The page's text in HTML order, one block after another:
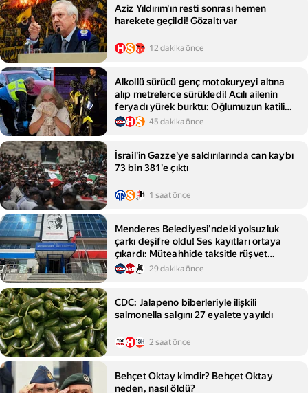
Aziz Yıldırım'ın resti sonrası hemen
harekete geçildi! Gözaltı var
12 dakika önce
Alkollü sürücü genç motokuryeyi altına
alıp metrelerce sürükledi! Acılı ailenin
feryadı yürek burktu: Oğlumuzun katili
bize gönderme yapıp…
45 dakika önce
İsrail'in Gazze'ye saldırılarında can kaybı
73 bin 381'e çıktı
1 saat önce
Menderes Belediyesi’ndeki yolsuzluk
çarkı deşifre oldu! Ses kayıtları ortaya
çıkardı: Müteahhide taksitle rüşvet
ödeme kolaylığı
29 dakika önce
CDC: Jalapeno biberleriyle ilişkili
salmonella salgını 27 eyalete yayıldı
2 saat önce
Behçet Oktay kimdir? Behçet Oktay
neden, nasıl öldü?